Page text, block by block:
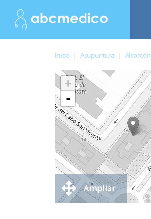
Inicio | Acupuntura | Alcorcón
+
-
Ampliar